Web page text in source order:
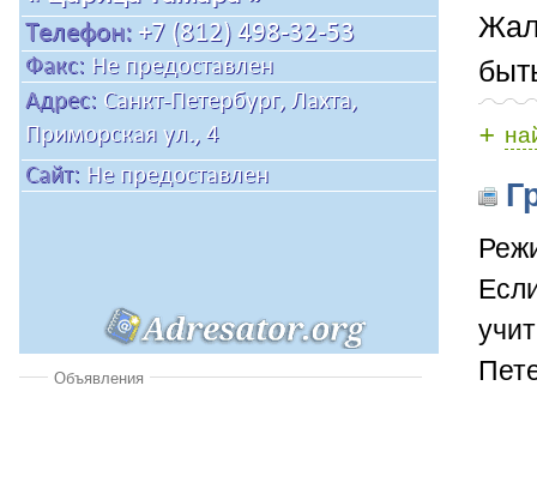
Объявления
+